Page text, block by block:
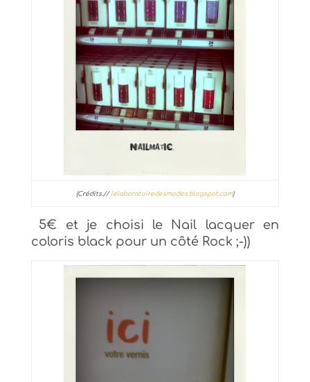
(Crédits.// lelaboratoiredesmodes.blogspot.com)
5€ et je choisi le Nail lacquer en
coloris black pour un côté Rock ;-))